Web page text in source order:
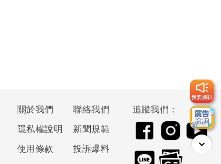
關於我們
聯絡我們
隱私權說明
新聞規範
使用條款
投訴爆料
追蹤我們：